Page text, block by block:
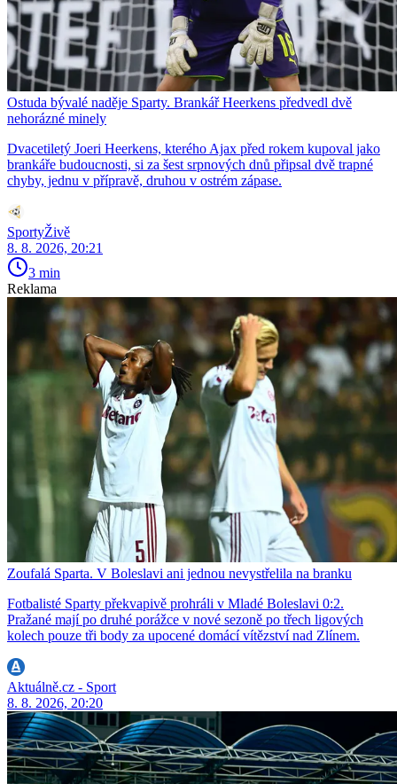
Ostuda bývalé naděje Sparty. Brankář Heerkens předvedl dvě
nehorázné minely
Dvacetiletý Joeri Heerkens, kterého Ajax před rokem kupoval jako
brankáře budoucnosti, si za šest srpnových dnů připsal dvě trapné
chyby, jednu v přípravě, druhou v ostrém zápase.
SportyŽivě
8. 8. 2026, 20:21
3 min
Reklama
Zoufalá Sparta. V Boleslavi ani jednou nevystřelila na branku
Fotbalisté Sparty překvapivě prohráli v Mladé Boleslavi 0:2.
Pražané mají po druhé porážce v nové sezoně po třech ligových
kolech pouze tři body za upocené domácí vítězství nad Zlínem.
Aktuálně.cz - Sport
8. 8. 2026, 20:20